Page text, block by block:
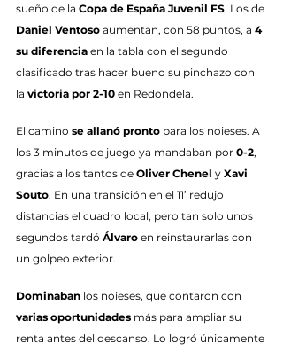
sueño de la Copa de España Juvenil FS. Los de
Daniel Ventoso aumentan, con 58 puntos, a 4
su diferencia en la tabla con el segundo
clasificado tras hacer bueno su pinchazo con
la victoria por 2-10 en Redondela.
El camino se allanó pronto para los noieses. A
los 3 minutos de juego ya mandaban por 0-2,
gracias a los tantos de Oliver Chenel y Xavi
Souto. En una transición en el 11’ redujo
distancias el cuadro local, pero tan solo unos
segundos tardó Álvaro en reinstaurarlas con
un golpeo exterior.
Dominaban los noieses, que contaron con
varias oportunidades más para ampliar su
renta antes del descanso. Lo logró únicamente